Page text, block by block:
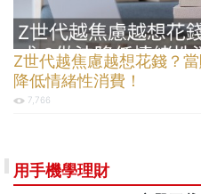
Z世代越焦慮越想花錢？
降低情緒性消費！
7,766
用手機學理財